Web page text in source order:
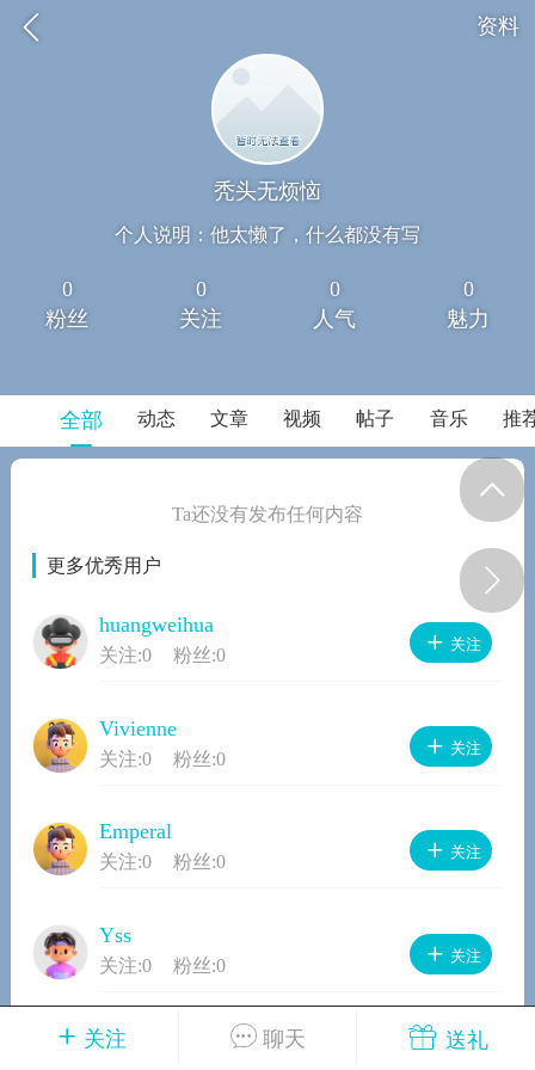
资料
联系我们 在线课程
环球导航 设计商城
app下载 公众号
设计
04-25 21:05
该内容只允许指定认证类型的用户查看
关注 聊天 送礼
秃头无烦恼
个人说明：他太懒了，什么都没有写
0
粉丝
0
关注
0
人气
0
魅力
全部 动态 文章 视频 帖子 音乐 推
Ta还没有发布任何内容
更多优秀用户
huangweihua
关注:0 粉丝:0 关注
Vivienne
关注:0 粉丝:0 关注
Emperal
关注:0 粉丝:0 关注
Yss
关注:0 粉丝:0 关注
若彤